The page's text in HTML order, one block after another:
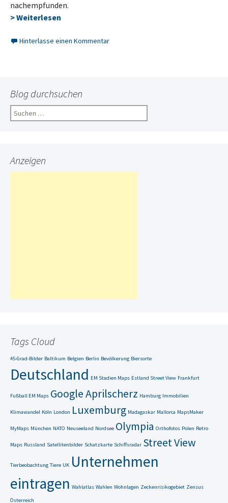
nachempfunden.
> Weiterlesen
Hinterlasse einen Kommentar
Blog durchsuchen
Suchen
nach:
Anzeigen
Tags Cloud
45-Grad-Bilder Baltikum Belgien Berlin Bevölkerung Biersorte
Deutschland EM Stadien Maps Estland Street View Frankfurt
Fußball EM Maps Google Aprilscherz Hamburg Immobilien
Klimawandel Köln London Luxemburg Madagaskar Mallorca MapsMaker
MyMaps München NATO Neuseeland Nordsee Olympia Orthofotos Polen Retro
Maps Russland Satellitenbilder Schatzkarte Schiffsradar Street View
Tierbeobachtung Tiere UK Unternehmen
eintragen Wahlatlas Wahlen Wohnlagen Zeckenrisikogebiet Zensus
Österreich